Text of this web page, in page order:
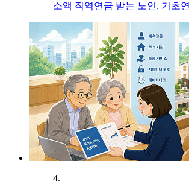
소액 직역연금 받는 노인, 기초
4.